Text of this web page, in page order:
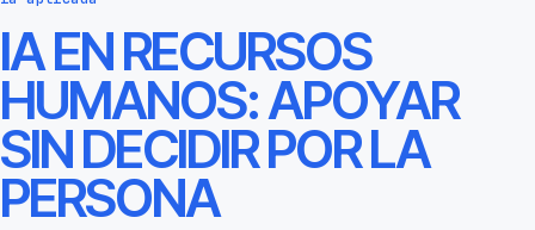
IA EN RECURSOS
HUMANOS: APOYAR
SIN DECIDIR POR LA
PERSONA